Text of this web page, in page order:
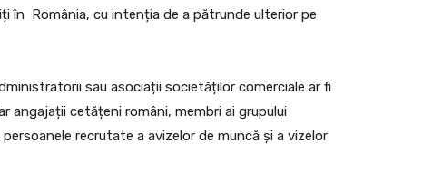
în România, cu intenția de a pătrunde ulterior pe
sau asociații societăților comerciale ar fi
angajații cetățeni români, membri ai grupului
recrutate a avizelor de muncă și a vizelor